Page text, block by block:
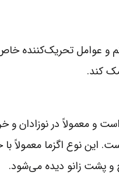
و عوامل تحریک‌کننده
کند.
است و معمولاً در
این نوع اگزما
و پشت زانو دیده می‌شود.